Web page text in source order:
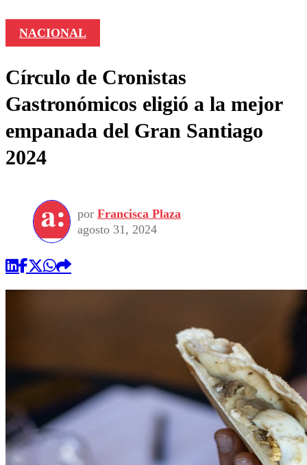
NACIONAL
Círculo de Cronistas
Gastronómicos eligió a la mejor
empanada del Gran Santiago
2024
por Francisca Plaza
agosto 31, 2024